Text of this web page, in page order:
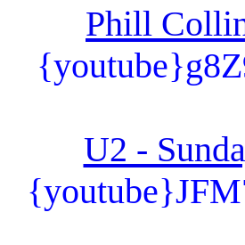
Phill
U2 -